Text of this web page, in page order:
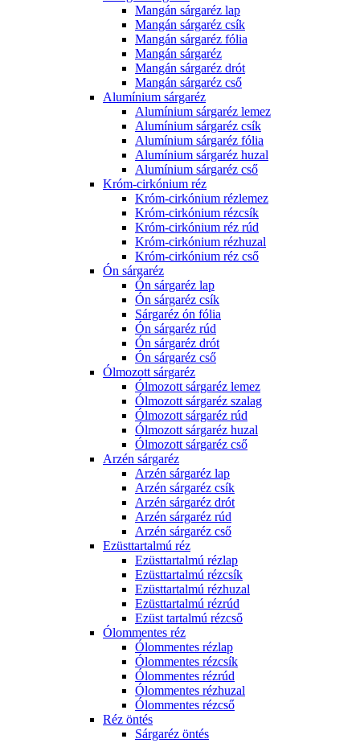
Mangán sárgaréz lap
Mangán sárgaréz csík
Mangán sárgaréz fólia
Mangán sárgaréz
Mangán sárgaréz drót
Mangán sárgaréz cső
Alumínium sárgaréz
Alumínium sárgaréz lemez
Alumínium sárgaréz csík
Alumínium sárgaréz fólia
Alumínium sárgaréz huzal
Alumínium sárgaréz cső
Króm-cirkónium réz
Króm-cirkónium rézlemez
Króm-cirkónium rézcsík
Króm-cirkónium réz rúd
Króm-cirkónium rézhuzal
Króm-cirkónium réz cső
Ón sárgaréz
Ón sárgaréz lap
Ón sárgaréz csík
Sárgaréz ón fólia
Ón sárgaréz rúd
Ón sárgaréz drót
Ón sárgaréz cső
Ólmozott sárgaréz
Ólmozott sárgaréz lemez
Ólmozott sárgaréz szalag
Ólmozott sárgaréz rúd
Ólmozott sárgaréz huzal
Ólmozott sárgaréz cső
Arzén sárgaréz
Arzén sárgaréz lap
Arzén sárgaréz csík
Arzén sárgaréz drót
Arzén sárgaréz rúd
Arzén sárgaréz cső
Ezüsttartalmú réz
Ezüsttartalmú rézlap
Ezüsttartalmú rézcsík
Ezüsttartalmú rézhuzal
Ezüsttartalmú rézrúd
Ezüst tartalmú rézcső
Ólommentes réz
Ólommentes rézlap
Ólommentes rézcsík
Ólommentes rézrúd
Ólommentes rézhuzal
Ólommentes rézcső
Réz öntés
Sárgaréz öntés